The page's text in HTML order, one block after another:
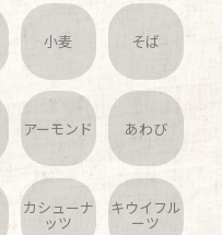
小麦 そば
アーモンド あわび
カシューナ
ッツ
キウイフル
ーツ